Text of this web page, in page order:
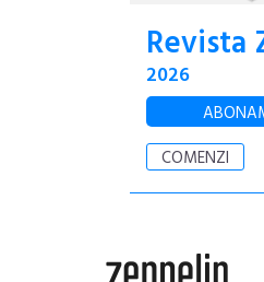
Revista
2026
COMENZI